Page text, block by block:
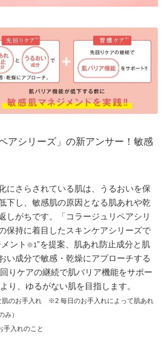
アシリーズ」の新アンサー！敏感
にさらされている肌は、うるおいを保
下し、敏感肌の原因となる肌あれや乾
しがちです。「コラージュリペアシリ
保持に着目したスキンケアシリーズで
ント ※1”を提案、肌あれ防止成分と肌
い成分で敏感・乾燥にアプローチする
回りケアの継続で肌バリア機能をサポー
より、ゆるがない肌を目指します。
のお手入れ ※2 毎日のお手入れによって肌あれ
み）
手入れのこと